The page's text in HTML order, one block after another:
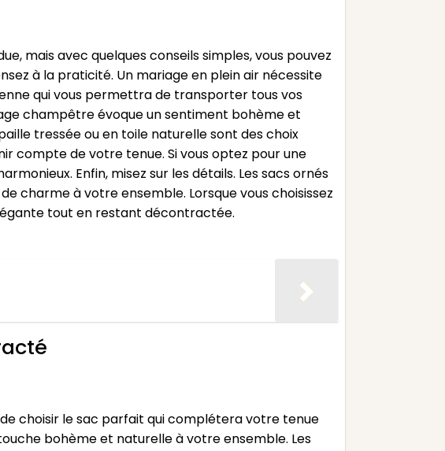
mais avec quelques conseils simples, vous pouvez
à la praticité. Un mariage en plein air nécessite
qui vous permettra de transporter tous vos
champêtre évoque un sentiment bohème et
tressée ou en toile naturelle sont des choix
compte de votre tenue. Si vous optez pour une
Enfin, misez sur les détails. Les sacs ornés
charme à votre ensemble. Lorsque vous choisissez
tout en restant décontractée.
choisir le sac parfait qui complétera votre tenue
bohème et naturelle à votre ensemble. Les